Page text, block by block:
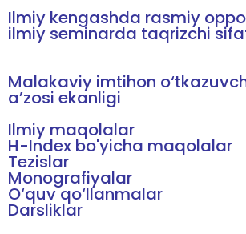
Ilmiy kengashda rasmiy
ilmiy seminarda taqrizchi
Malakaviy imtihon
a’zosi ekanligi
Ilmiy maqolalar
H-Index bo'yicha maqolalar
Tezislar
Monografiyalar
O‘quv qo‘llanmalar
Darsliklar